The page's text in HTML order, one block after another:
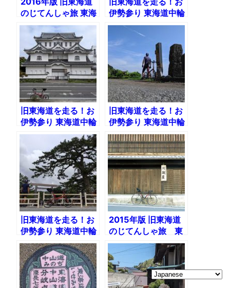
のじてんしゃ旅 東海
道中輪栗毛（後） 宮
宿〜伊勢
伊勢参り 東海道中輪
栗毛2019（1）日本
橋〜小田原
旧東海道を走る！お
伊勢参り 東海道中輪
栗毛2019（2）小田
原〜富士市
旧東海道を走る！お
伊勢参り 東海道中輪
栗毛2019（3）富士
市〜浜松
旧東海道を走る！お
伊勢参り 東海道中輪
栗毛2019（4）浜
松〜伊勢
2015年版 旧東海道
のじてんしゃ旅 東
海道中輪栗毛（前）
由比から浜松をポタ
ポタと